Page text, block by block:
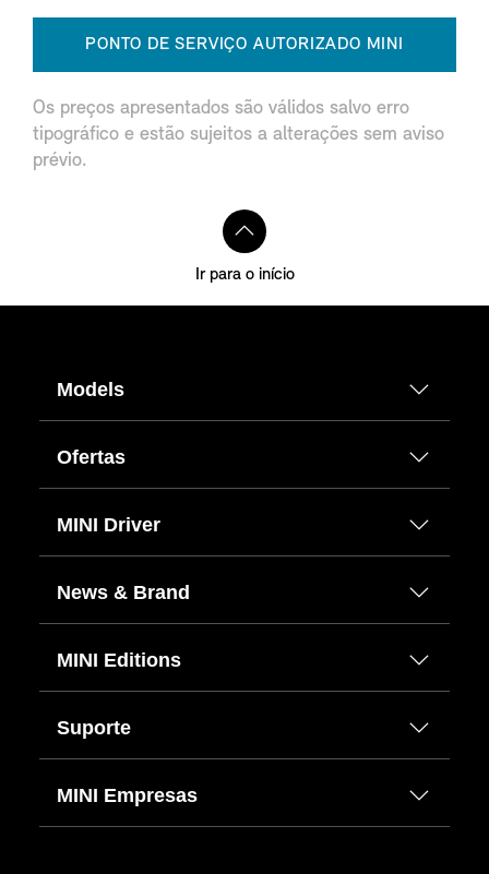
PONTO DE SERVIÇO AUTORIZADO MINI
Os preços apresentados são válidos salvo erro
tipográfico e estão sujeitos a alterações sem aviso
prévio.
Ir para o início
Models
Ofertas
MINI Driver
News & Brand
MINI Editions
Suporte
MINI Empresas